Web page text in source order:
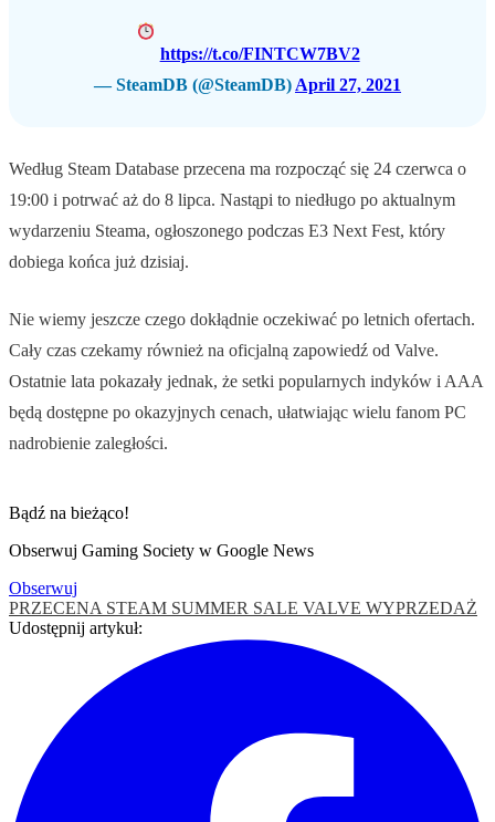
https://t.co/FINTCW7BV2
— SteamDB (@SteamDB) April 27, 2021
Według Steam Database przecena ma rozpocząć się 24 czerwca o
19:00 i potrwać aż do 8 lipca. Nastąpi to niedługo po aktualnym
wydarzeniu Steama, ogłoszonego podczas E3 Next Fest, który
dobiega końca już dzisiaj.
Nie wiemy jeszcze czego dokłądnie oczekiwać po letnich ofertach.
Cały czas czekamy również na oficjalną zapowiedź od Valve.
Ostatnie lata pokazały jednak, że setki popularnych indyków i AAA
będą dostępne po okazyjnych cenach, ułatwiając wielu fanom PC
nadrobienie zaległości.
Bądź na bieżąco!
Obserwuj Gaming Society w Google News
Obserwuj
PRZECENA STEAM SUMMER SALE VALVE WYPRZEDAŻ
Udostępnij artykuł: